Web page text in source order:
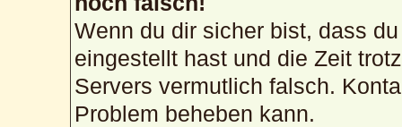
Wenn du dir sicher bist, dass
eingestellt hast und die Zeit
Servers vermutlich falsch.
Problem beheben kann.